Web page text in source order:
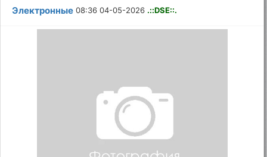
Электронные 08:36 04-05-2026 .::DSE::.